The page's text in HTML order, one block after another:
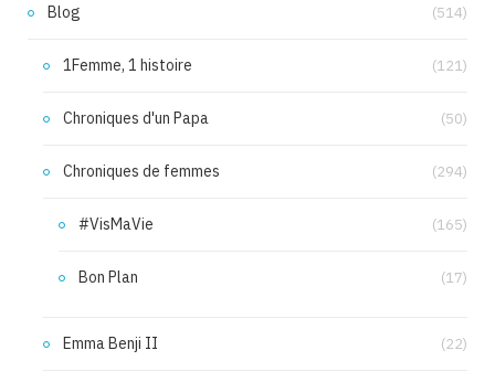
Blog (514)
1Femme, 1 histoire (121)
Chroniques d'un Papa (50)
Chroniques de femmes (294)
#VisMaVie (165)
Bon Plan (17)
Emma Benji II (22)